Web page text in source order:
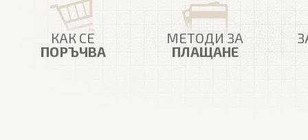
КАК СЕ
ПОРЪЧВА
МЕТОДИ ЗА
ПЛАЩАНЕ